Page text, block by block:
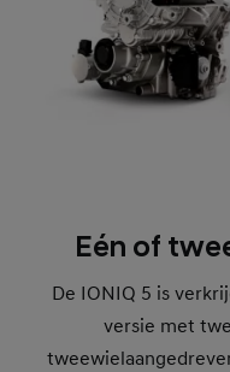
Eén of
De IONIQ 5 is
versie met